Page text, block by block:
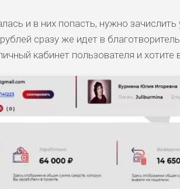
БЮДЖЕТ
И
СРЕДНИ
и в них попасть, нужно
сразу же идет в
кабинет пользователя и хотите